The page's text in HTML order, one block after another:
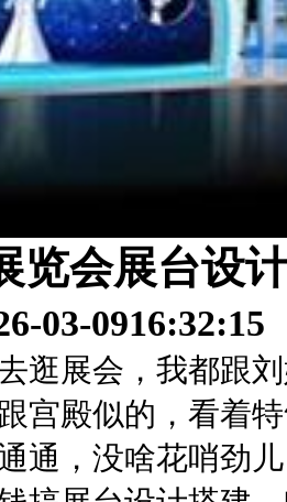
览会展台设
03-0916:32:15
逛展会，我都跟
宫殿似的，看着
通，没啥花哨劲